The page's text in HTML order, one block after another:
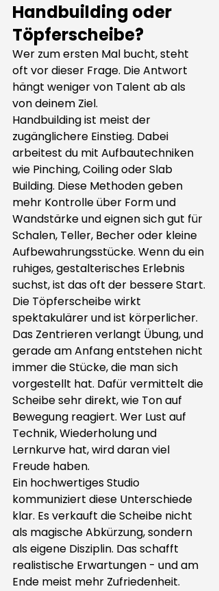
Handbuilding oder
Töpferscheibe?
Wer zum ersten Mal bucht, steht
oft vor dieser Frage. Die Antwort
hängt weniger von Talent ab als
von deinem Ziel.
Handbuilding ist meist der
zugänglichere Einstieg. Dabei
arbeitest du mit Aufbautechniken
wie Pinching, Coiling oder Slab
Building. Diese Methoden geben
mehr Kontrolle über Form und
Wandstärke und eignen sich gut für
Schalen, Teller, Becher oder kleine
Aufbewahrungsstücke. Wenn du ein
ruhiges, gestalterisches Erlebnis
suchst, ist das oft der bessere Start.
Die Töpferscheibe wirkt
spektakulärer und ist körperlicher.
Das Zentrieren verlangt Übung, und
gerade am Anfang entstehen nicht
immer die Stücke, die man sich
vorgestellt hat. Dafür vermittelt die
Scheibe sehr direkt, wie Ton auf
Bewegung reagiert. Wer Lust auf
Technik, Wiederholung und
Lernkurve hat, wird daran viel
Freude haben.
Ein hochwertiges Studio
kommuniziert diese Unterschiede
klar. Es verkauft die Scheibe nicht
als magische Abkürzung, sondern
als eigene Disziplin. Das schafft
realistische Erwartungen - und am
Ende meist mehr Zufriedenheit.